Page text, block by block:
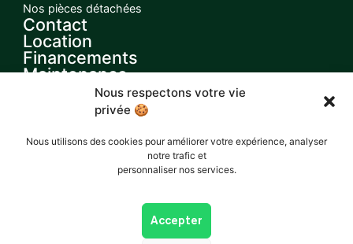
Nous respectons votre vie
privée 🍪
Nous utilisons des cookies pour améliorer votre expérience, analyser
notre trafic et
personnaliser nos services.
Accepter
Nos pièces détachées
Contact
Location
Financements
Maintenance
Règlementations
Code de la route
Suivez-nous (en création)